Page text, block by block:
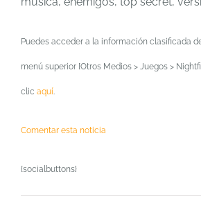
Puedes acceder a la información clasificada
menú superior [Otros Medios > Juegos >
clic aquí.
Comentar esta noticia
{socialbuttons}